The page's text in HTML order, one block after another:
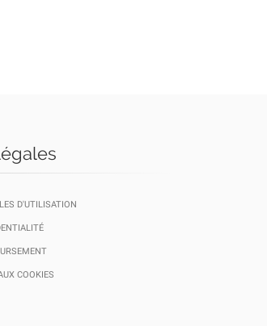
D'UTILISATION
COOKIES